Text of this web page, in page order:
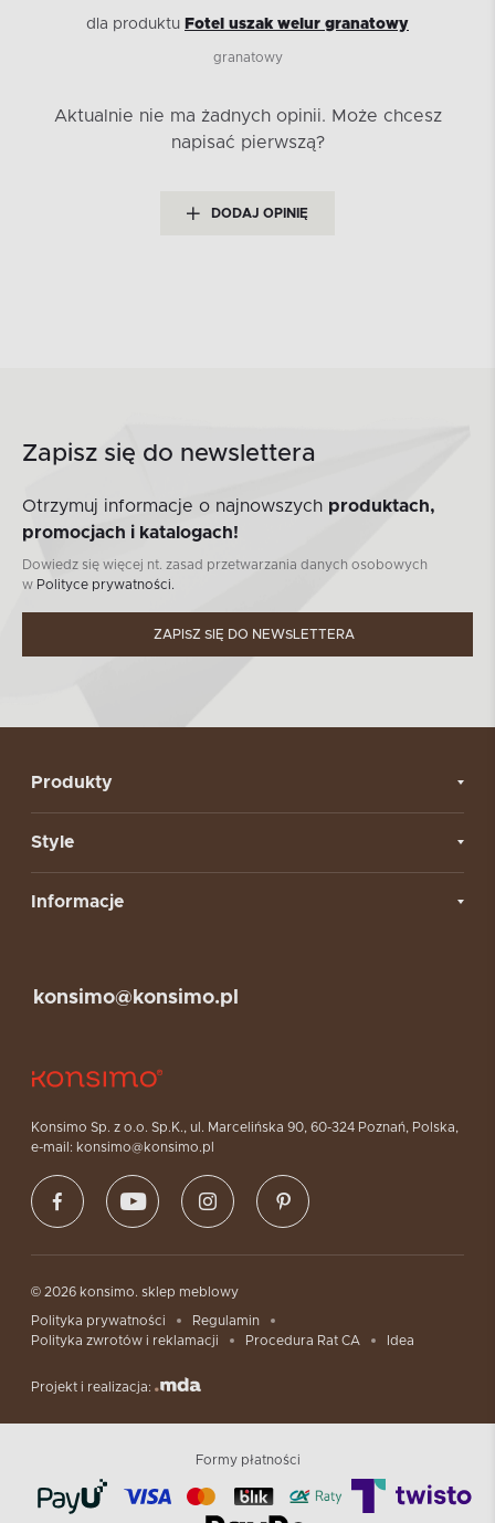
dla produktu Fotel uszak welur granatowy
granatowy
Aktualnie nie ma żadnych opinii. Może chcesz
napisać pierwszą?
DODAJ OPINIĘ
Zapisz się do newslettera
Otrzymuj informacje o najnowszych produktach,
promocjach i katalogach!
Dowiedz się więcej nt. zasad przetwarzania danych osobowych
w Polityce prywatności.
ZAPISZ SIĘ DO NEWSLETTERA
Produkty
Style
Informacje
Konsimo Sp. z o.o. Sp.K., ul. Marcelińska 90, 60-324 Poznań, Polska,
e-mail: konsimo@konsimo.pl
konsimo@konsimo.pl
© 2026 konsimo. sklep meblowy
Polityka prywatności
Regulamin
Polityka zwrotów i reklamacji
Procedura Rat CA Idea
Projekt i realizacja:
Formy płatności